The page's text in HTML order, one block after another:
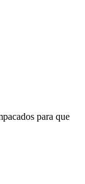
para que